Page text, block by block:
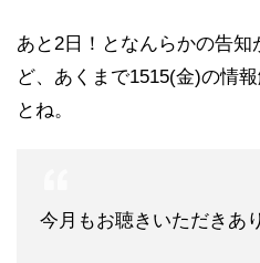
あと2日！となんらかの告
ど、あくまで1515(金)の情
とね。
今月もお聴きいただきあ